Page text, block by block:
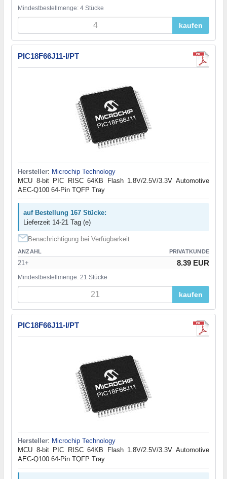
Mindestbestellmenge: 4 Stücke
kaufen
PIC18F66J11-I/PT
Hersteller: Microchip Technology
MCU 8-bit PIC RISC 64KB Flash 1.8V/2.5V/3.3V Automotive
AEC-Q100 64-Pin TQFP Tray
auf Bestellung 167 Stücke:
Lieferzeit 14-21 Tag (e)
Benachrichtigung bei Verfügbarkeit
ANZAHL PRIVATKUNDE
21+ 8.39 EUR
Mindestbestellmenge: 21 Stücke
kaufen
PIC18F66J11-I/PT
Hersteller: Microchip Technology
MCU 8-bit PIC RISC 64KB Flash 1.8V/2.5V/3.3V Automotive
AEC-Q100 64-Pin TQFP Tray